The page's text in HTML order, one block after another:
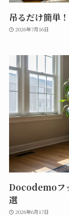
吊るだけ簡単
2026年7月16日
Docodemoフ
選
2026年6月17日